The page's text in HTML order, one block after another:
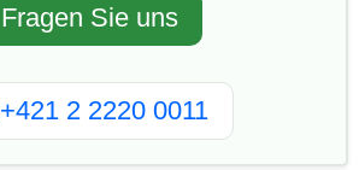
Fragen Sie uns
+421 2 2220 0011